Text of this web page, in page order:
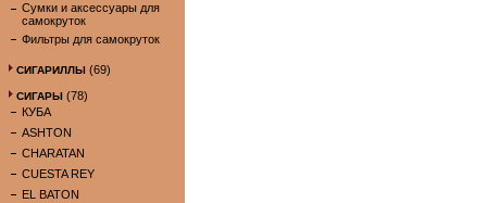
Сумки и аксессуары для
самокруток
Фильтры для самокруток
СИГАРИЛЛЫ (69)
СИГАРЫ (78)
КУБА
ASHTON
CHARATAN
CUESTA REY
EL BATON